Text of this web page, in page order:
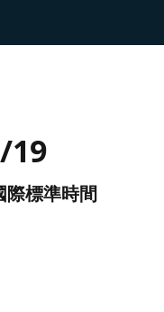
19
際標準時間